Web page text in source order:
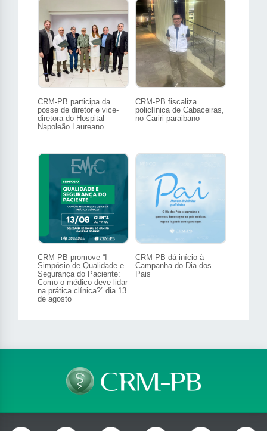
CRM-PB participa da
posse de diretor e vice-
diretora do Hospital
Napoleão Laureano
CRM-PB fiscaliza
policlínica de Cabaceiras,
no Cariri paraibano
CRM-PB promove “I
Simpósio de Qualidade e
Segurança do Paciente:
Como o médico deve lidar
na prática clínica?” dia 13
de agosto
CRM-PB dá início à
Campanha do Dia dos
Pais